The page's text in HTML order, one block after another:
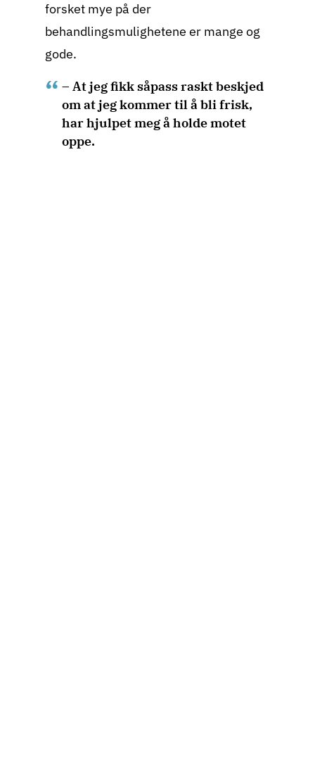
forsket mye på der
behandlingsmulighetene er mange og
gode.
– At jeg fikk såpass raskt beskjed
om at jeg kommer til å bli frisk,
har hjulpet meg å holde motet
oppe.